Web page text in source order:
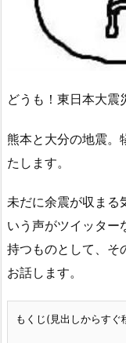
どうも！東日本大震
熊本と大分の地震。
たします。
未だに余震が収まる
いう声がツイッター
持つものとして、そ
お話します。
もくじ(見出しからすぐ